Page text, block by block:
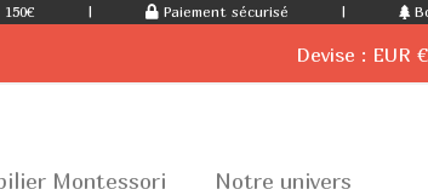
| Paiement sécurisé |
Devise : EUR €
Montessori Notre univers